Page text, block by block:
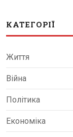
КАТЕГОРІЇ
Життя
Війна
Політика
Економіка